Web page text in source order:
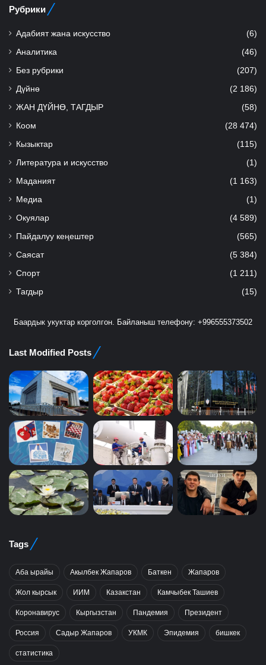
Рубрики
Адабият жана искусство (6)
Аналитика (46)
Без рубрики (207)
Дүйнө (2 186)
ЖАН ДҮЙНӨ, ТАГДЫР (58)
Коом (28 474)
Кызыктар (115)
Литература и искусство (1)
Маданият (1 163)
Медиа (1)
Окуялар (4 589)
Пайдалуу кеңештер (565)
Саясат (5 384)
Спорт (1 211)
Тагдыр (15)
Баардык укуктар корголгон. Байланыш телефону: +996555373502
Last Modified Posts
Tags
Аба ырайы Акылбек Жапаров Баткен Жапаров
Жол кырсык ИИМ Казакстан Камчыбек Ташиев
Коронавирус Кыргызстан Пандемия Президент
Россия Садыр Жапаров УКМК Эпидемия бишкек
статистика